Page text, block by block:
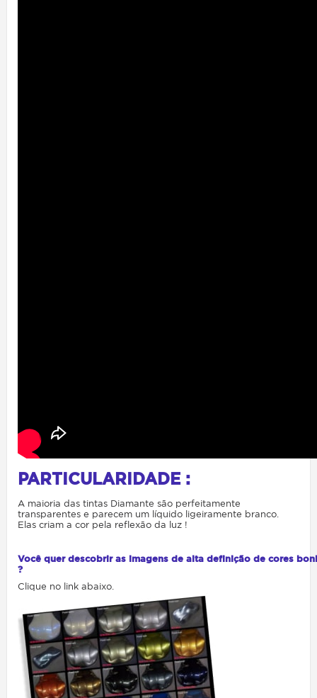
PARTICULARIDADE :
A maioria das tintas Diamante são perfeitamente
transparentes e parecem um líquido ligeiramente branco.
Elas criam a cor pela reflexão da luz !
Você quer descobrir as imagens de alta definição de cores
?
Clique no link abaixo.